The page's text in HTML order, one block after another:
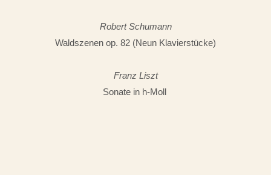
Robert Schumann
Waldszenen op. 82 (Neun Klavierstücke)
Franz Liszt
Sonate in h-Moll